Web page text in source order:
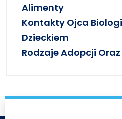
Alimenty
Kontakty Ojca
Dzieckiem
Rodzaje Adopcji